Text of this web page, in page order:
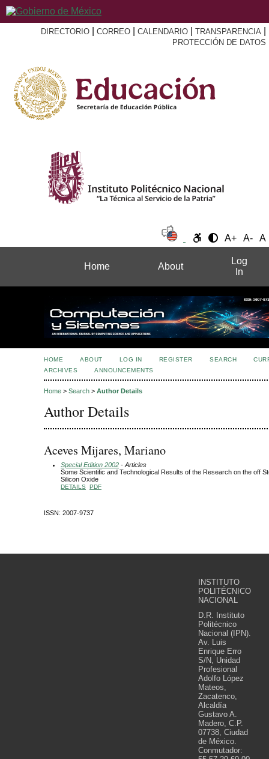
DIRECTORIO CORREO CALENDARIO TRANSPARENCIA
PROTECCIÓN DE DATOS
A+ A- A
Home About
Log
In
HOME ABOUT LOG IN REGISTER SEARCH
ARCHIVES
ANNOUNCEMENTS
Home > Search > Author Details
Author Details
Aceves Mijares, Mariano
Special Edition 2002 - Articles
Some Scientific and Technological Results of the Research on the off
Silicon Oxide
DETAILS PDF
ISSN: 2007-9737
INSTITUTO
POLITÉCNICO
NACIONAL
D.R. Instituto
Politécnico
Nacional (IPN).
Av. Luis
Enrique Erro
S/N, Unidad
Profesional
Adolfo López
Mateos,
Zacatenco,
Alcaldía
Gustavo A.
Madero, C.P.
07738, Ciudad
de México.
Conmutador: